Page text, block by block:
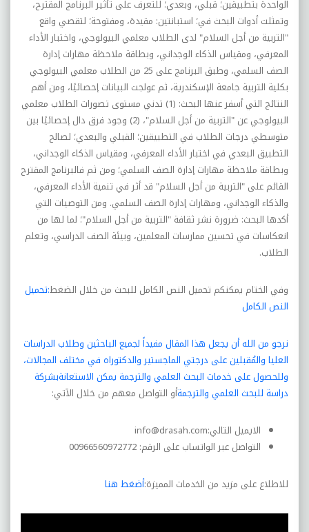
الواحدة بتطبيقين؛ قبلي، وبعدي؛ للتعرف على تأثير البرنامج المقترح،
وتمثلت أدوات البحث في؛ استبانتين: مقيدة، ومفتوحة؛ لتقصي واقع
"التربية من أجل السلام" لدى الطلاب معلمي البيولوجي، واختبار الأداء
المعرفي، ومقياس الذکاء الوجداني، وبطاقة ملاحظة مهارات إدارة
الصف السلمي، وطبق البرنامج على 25 من الطلاب معلمي البيولوجي
بکلية التربية جامعة الإسکندرية، ثم عولجت البيانات إحصائيًا، ومن أهم
النتائج التي أسفر عنها البحث: (1) تدني مستوى تصورات الطلاب معلمي
البيولوجي عن "التربية من أجل السلام"، (2) وجود فرق دال إحصائيًا بين
متوسطي درجات الطلاب في التطبيقين؛ القبلي والبعدي؛ لصالح
التطبيق البعدي في اختبار الأداء المعرفي، ومقياس الذکاء الوجداني،
وبطاقة ملاحظة مهارات إدارة الصف السلمي؛ ومن ثم فالبرنامج المقترح
القائم على "التربية من أجل السلام" قد أثر في تنمية الأداء المعرفي،
والذکاء الوجداني، ومهارات إدارة الصف السلمي. ومن التوصيات التي
أکدها البحث: ضرورة نشر ثقافة "التربية من أجل السلام"؛ لما لها من
انعکاسات في تحسين ممارسات المعلمين، وبيئة الصف الدراسي، وتعلم
الطلاب.
وفي الختام يمكنكم تحميل النص الكامل للبحث من خلال الضغط:تحميل
النص الكامل
نرجو من الله أن يجعل هذا المقال مفيداً لجميع الباحثين وطلاب الدراسات
العليا والمُقبلين على درجتي الماجستير والدكتوراه في مختلف المجالات،
وللحصول على خدمات البحث العلمي والترجمة يمكن الاستعانةبشركة
دراسة للبحث العلمي والترجمةأو التواصل معهم من خلال الآتي:
الايميل التالي:info@drasah.com
التواصل عبر الواتساب على الرقم: 00966560972772
للاطلاع على مزيد من الخدمات المميزة:أضغط هنا